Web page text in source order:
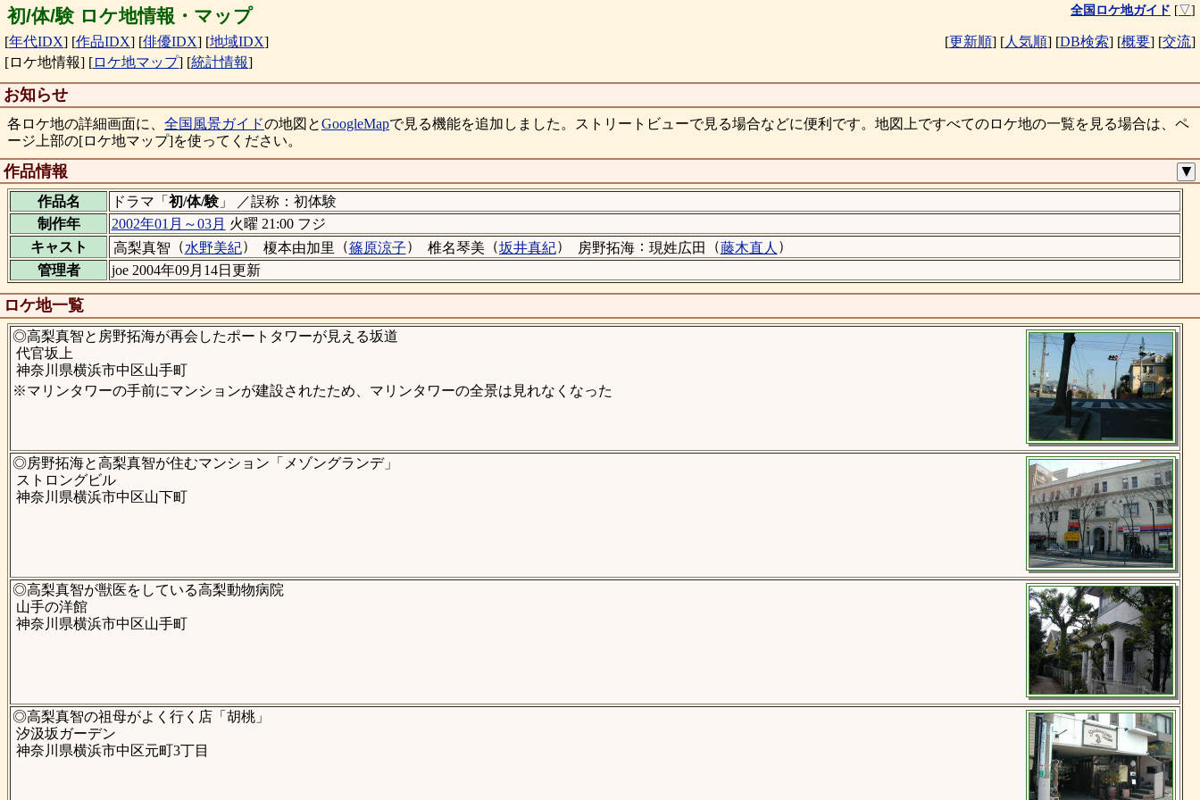
初/体/験 ロケ地情報・マップ 全国ロケ地ガイド [▽]
[年代IDX] [作品IDX] [俳優IDX] [地域IDX] [更新順] [人気順] [DB検索] [概要] [交流]
[ロケ地情報] [ロケ地マップ] [統計情報]
お知らせ
各ロケ地の詳細画面に、 全国風景ガイドの地図とGoogleMapで見る機能を追加しました。ストリートビューで見る場合などに便利です。地図上ですべてのロケ地の一覧を見る場合は、ペ
ージ上部の[ロケ地マップ]を使ってください。
作品情報 ▼
作品名 ドラマ「 初/体/験」 ／誤称：初体験
制作年
2002年01月～03月 火曜 21:00 フジ
キャスト
高梨真智 （水野美紀） 榎本由加里 （篠原涼子） 椎名琴美 （坂井真紀） 房野拓海： 現姓広田 （藤木直人 ）
管理者
joe 2004年09月14日更新
ロケ地一覧
◎高梨真智と房野拓海が再会したポートタワーが見える坂道
代官坂上
神奈川県横浜市中区山手町
※マリンタワーの手前にマンションが建設されたため、マリンタワーの全景は見れなくなった
◎房野拓海と高梨真智が住むマンション「メゾングランデ」
ストロングビル
神奈川県横浜市中区山下町
◎高梨真智が獣医をしている高梨動物病院
山手の洋館
神奈川県横浜市中区山手町
◎高梨真智の祖母がよく行く店「胡桃」
汐汲坂ガーデン
神奈川県横浜市中区元町3丁目